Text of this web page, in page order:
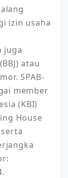
izin usaha
juga
atau
SPAB-
member
(KBI)
House